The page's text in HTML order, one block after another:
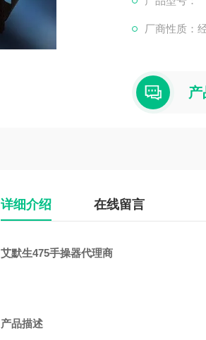
厂商性质：
产
详细介绍 在线留言
艾默生475手操器代理商
产品描述